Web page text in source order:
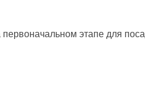
этапе для